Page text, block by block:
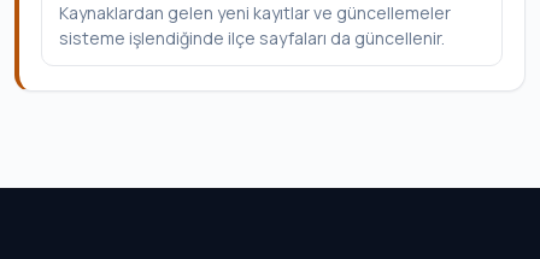
Kaynaklardan gelen yeni kayıtlar ve güncellemeler
sisteme işlendiğinde ilçe sayfaları da güncellenir.